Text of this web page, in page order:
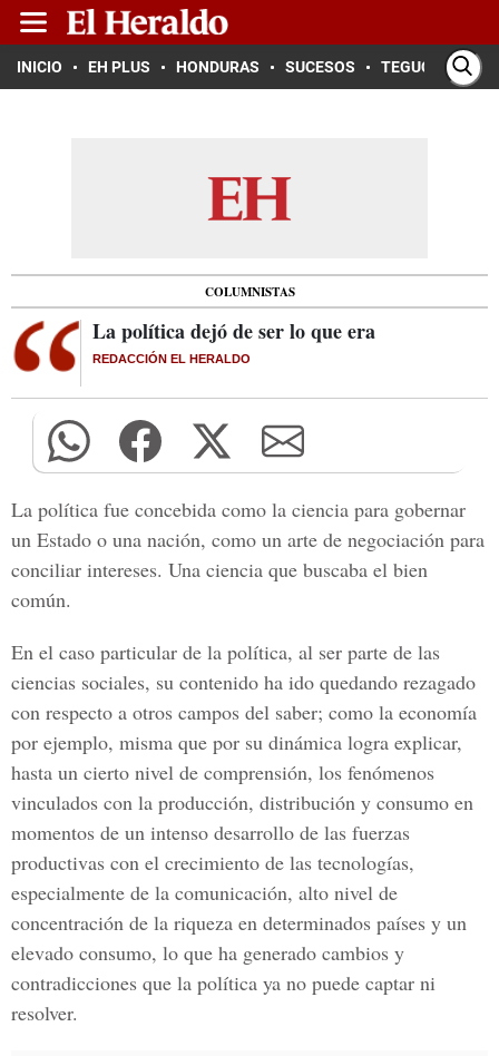
INICIO EH PLUS HONDURAS SUCESOS TEGUCIGALPA
COLUMNISTAS
La política dejó de ser lo que era
REDACCIÓN EL HERALDO
La política fue concebida como la ciencia para gobernar
un Estado o una nación, como un arte de negociación para
conciliar intereses. Una ciencia que buscaba el bien
común.
En el caso particular de la política, al ser parte de las
ciencias sociales, su contenido ha ido quedando rezagado
con respecto a otros campos del saber; como la economía
por ejemplo, misma que por su dinámica logra explicar,
hasta un cierto nivel de comprensión, los fenómenos
vinculados con la producción, distribución y consumo en
momentos de un intenso desarrollo de las fuerzas
productivas con el crecimiento de las tecnologías,
especialmente de la comunicación, alto nivel de
concentración de la riqueza en determinados países y un
elevado consumo, lo que ha generado cambios y
contradicciones que la política ya no puede captar ni
resolver.